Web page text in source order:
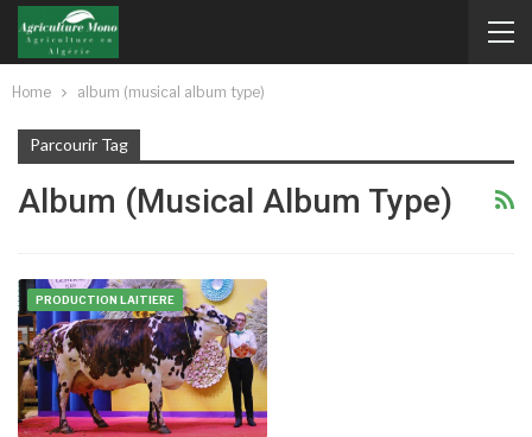
Home album (musical album type)
Parcourir Tag
Album (musical Album Type)
PRODUCTION LAITIERE